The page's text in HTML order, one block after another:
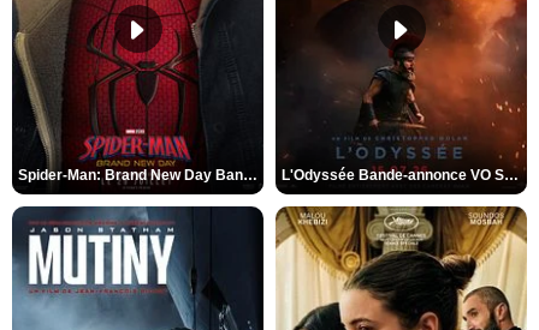
Spider-Man: Brand New Day Bande-annonce VO STFR L'Odyssée Bande-annonce VO STFR